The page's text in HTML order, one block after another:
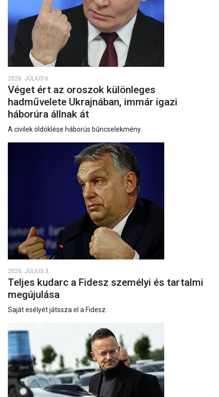
2026. JÚLIUS 6.
Véget ért az oroszok különleges
hadművelete Ukrajnában, immár igazi
háborúra állnak át
A civilek öldöklése háborús bűncselekmény.
2026. JÚLIUS 3.
Teljes kudarc a Fidesz személyi és tartalmi
megújulása
Saját esélyét játssza el a Fidesz.